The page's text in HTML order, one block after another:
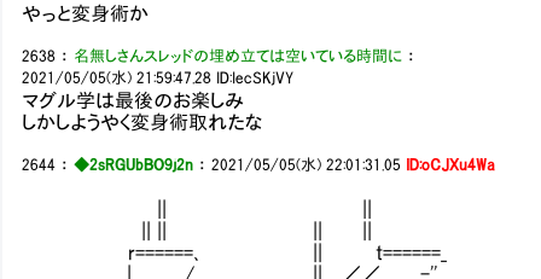
やっと変身術か
2638 ： 名無しさんスレッドの埋め立ては空いている時間に ：
2021/05/05(水) 21:59:47.28 ID:IecSKjVY
マグル学は最後のお楽しみ
しかしようやく変身術取れたな
2644 ：◆2sRGUbBO9j2n ：2021/05/05(水) 22:01:31.05 ID:oCJXu4Wa
r======､ || t======_
| / || ／／ ,,-''